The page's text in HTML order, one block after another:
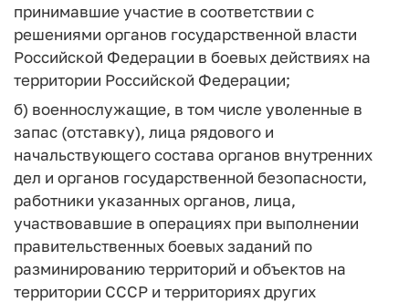
принимавшие участие в соответствии с
решениями органов государственной власти
Российской Федерации в боевых действиях на
территории Российской Федерации;
б) военнослужащие, в том числе уволенные в
запас (отставку), лица рядового и
начальствующего состава органов внутренних
дел и органов государственной безопасности,
работники указанных органов, лица,
участвовавшие в операциях при выполнении
правительственных боевых заданий по
разминированию территорий и объектов на
территории СССР и территориях других